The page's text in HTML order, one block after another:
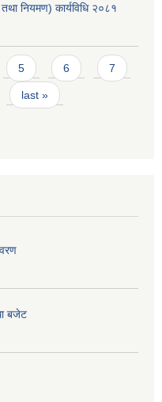
नियमण) कार्यविधि २०८१
5 6 7
last »
बजेट